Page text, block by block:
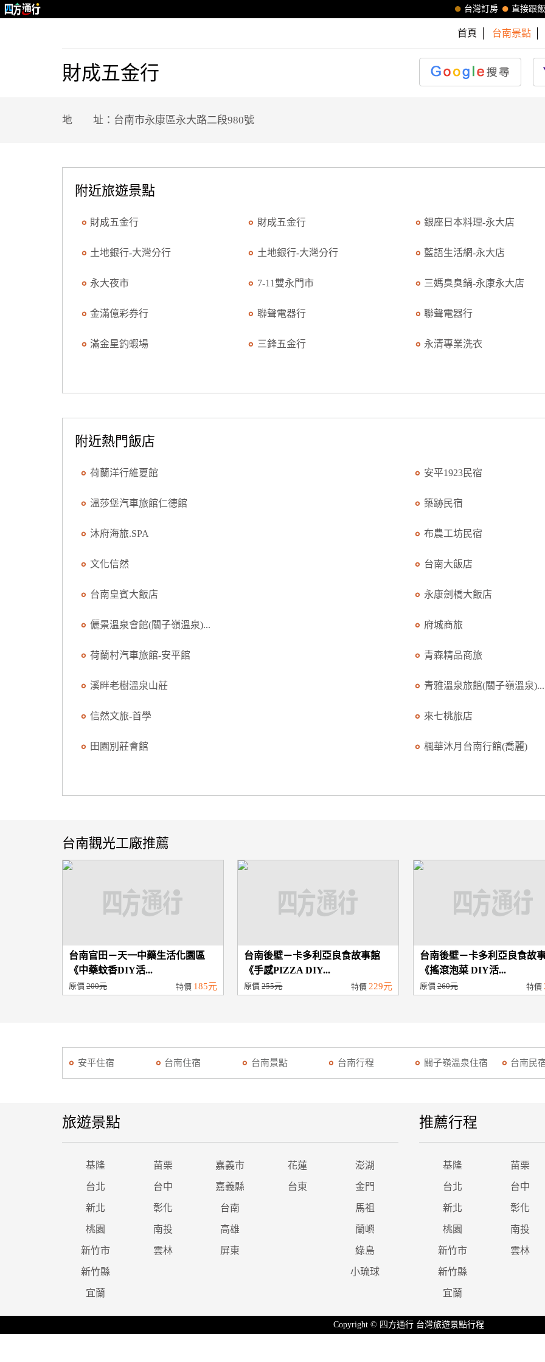
直接跟
台灣訂房
首頁 台南景點
財成五金行
地 址：台南市永康區永大路二段980號
附近旅遊景點
財成五金行 財成五金行 銀座日本料理-永大店
土地銀行-大灣分行 土地銀行-大灣分行 藍語生活網-永大店
永大夜市 7-11雙永門市 三媽臭臭鍋-永康永大店
金滿億彩券行 聯聲電器行 聯聲電器行
滿金星釣蝦場 三鋒五金行 永清專業洗衣
附近熱門飯店
荷蘭洋行維夏館 安平1923民宿
溫莎堡汽車旅館仁德館 築跡民宿
沐府海旅.SPA 布農工坊民宿
文化信然 台南大飯店
台南皇賓大飯店 永康劍橋大飯店
儷景溫泉會館(關子嶺溫泉)... 府城商旅
荷蘭村汽車旅館-安平館 青森精品商旅
溪畔老樹溫泉山莊 青雅溫泉旅館(關子嶺溫泉)...
信然文旅-首學 來七桃旅店
田園別莊會館 楓華沐月台南行館(喬麗)
台南觀光工廠推薦
台南官田－天一中藥生活化園區
《中藥蚊香DIY活...
原價 200元 特價 185元
台南後壁－卡多利亞良食故事館
《手感PIZZA DIY...
原價255元 特價229元
台南後壁－卡多利亞良食故
《搖滾泡菜 DIY活...
原價260元 特價
安平住宿 台南住宿 台南景點 台南行程 關子嶺溫泉住宿 台南民
旅遊景點
基隆 苗栗 嘉義市 花蓮 澎湖
台北 台中 嘉義縣 台東 金門
新北 彰化 台南 馬祖
桃園 南投 高雄 蘭嶼
新竹市 雲林 屏東 綠島
新竹縣 小琉球
宜蘭
推薦行程
基隆 苗栗
台北 台中
新北 彰化
桃園 南投
新竹市 雲林
新竹縣
宜蘭
Copyright © 四方通行 台灣旅遊景點行程